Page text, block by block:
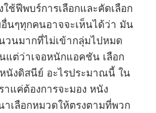
ช้ฟีพบร์การเลือกและคัดเลือก
นๆทุกคนอาจจะเห็นได้ว่า มัน
วนมากที่ไม่เข้ากลุ่มไปหมด
แต่ว่าเจอหนักแอคชัน เลือก
นังดิสนีย์ อะไรประมาณนี้ ใน
าแค่ต้องการจะมอง หนัง
าเลือกหมวดให้ตรงตามที่พวก